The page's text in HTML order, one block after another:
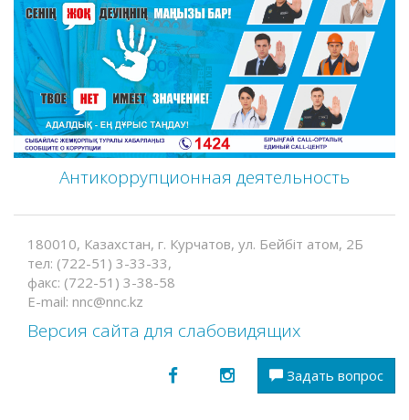
Антикоррупционная деятельность
180010, Казахстан, г. Курчатов, ул. Бейбіт атом, 2Б
тел: (722-51) 3-33-33,
факс: (722-51) 3-38-58
E-mail: nnc@nnc.kz
Версия сайта для слабовидящих
Задать вопрос